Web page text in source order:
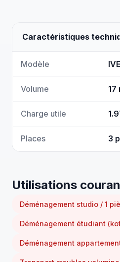
Caractéristiques
Modèle
Volume 17
Charge utile
Places 3
Utilisations
Déménagement studio / 1
Déménagement étudiant
Déménagement